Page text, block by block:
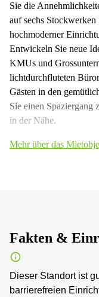
Sie die
auf sechs
hochmoderner
Entwickeln Sie neue
KMUs und
lichtdurchfluteten
Gästen in den
Sie einen Spaziergang
in der Nähe.
Mehr über das
Fakten &
Dieser Standort ist
barrierefreien